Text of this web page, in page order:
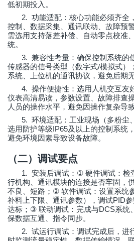
低初期投入。
2. 功能适配：核心功能必须齐全
控制、数据采集、通讯联动、故障预
需选用支持落差补偿、自动零点校准
统。
3. 兼容性考量：确保控制系统的
传感器的信号类型（数字式/模拟式）
系统、上位机的通讯协议，避免后期
4. 操作便捷性：选用人机交互友
仪表高清易读，参数设置、故障排查
人员的操作水平，避免因操作复杂导
5. 环境适配：工业现场（多粉尘
选用防护等级IP65及以上的控制系统
避免环境因素导致设备故障。
（二）调试要点
1. 安装后调试： ① 硬件调试：检
行机构、通讯模块的连接是否牢固，
不良、短路； ② 软件调试：设置系统
补料上下限、通讯参数），调试PID
达标； ③ 联动调试：完成与DCS系统
保数据互通、指令同步。
2. 试运行调试：调试完成后，进